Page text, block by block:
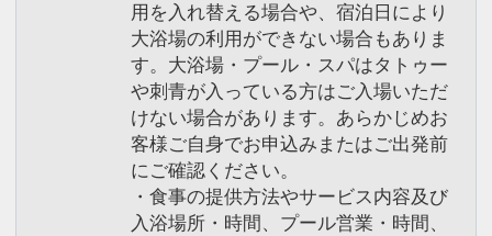
用を入れ替える場合や、宿泊日により
大浴場の利用ができない場合もありま
す。大浴場・プール・スパはタトゥー
や刺青が入っている方はご入場いただ
けない場合があります。あらかじめお
客様ご自身でお申込みまたはご出発前
にご確認ください。
・食事の提供方法やサービス内容及び
入浴場所・時間、プール営業・時間、